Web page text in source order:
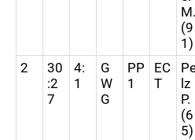
M.
(9
1)
2
30
:2
7
4:
1
G
W
G
PP
1
EC
T
lz
P.
(6
5)